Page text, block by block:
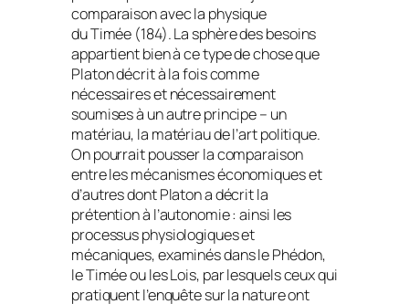
comparaison avec la physique
duTimée (184). La sphère des besoins
appartient bien à ce type de chose que
Platon décrit à la fois comme
nécessaires et nécessairement
soumises à un autre principe – un
matériau, la matériau de l’art politique.
On pourrait pousser la comparaison
entre les mécanismes économiques et
d’autres dont Platon a décrit la
prétention à l’autonomie : ainsi les
processus physiologiques et
mécaniques, examinés dans lePhédon,
leTiméeou lesLois, par lesquels ceux qui
pratiquent l’enquête sur la nature ont